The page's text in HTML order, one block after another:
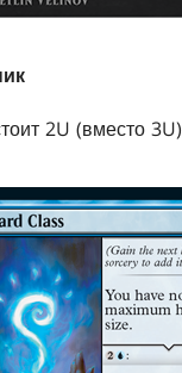
2U (вместо 3U)